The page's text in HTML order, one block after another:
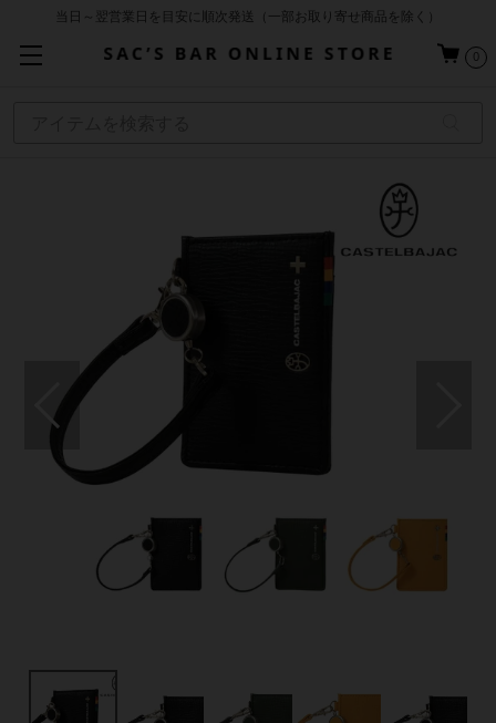
当日～翌営業日を目安に順次発送（一部お取り寄せ商品を除く）
基本配送料 ¥550(沖縄・離島を除く)
0